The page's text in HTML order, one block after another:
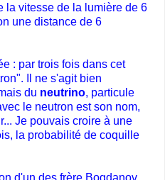
la vitesse de la lumière de 6
une distance de 6
: par trois fois dans cet
Il ne s'agit bien
du neutrino, particule
le neutron est son nom,
Je pouvais croire à une
la probabilité de coquille
d'un des frère Bogdanov